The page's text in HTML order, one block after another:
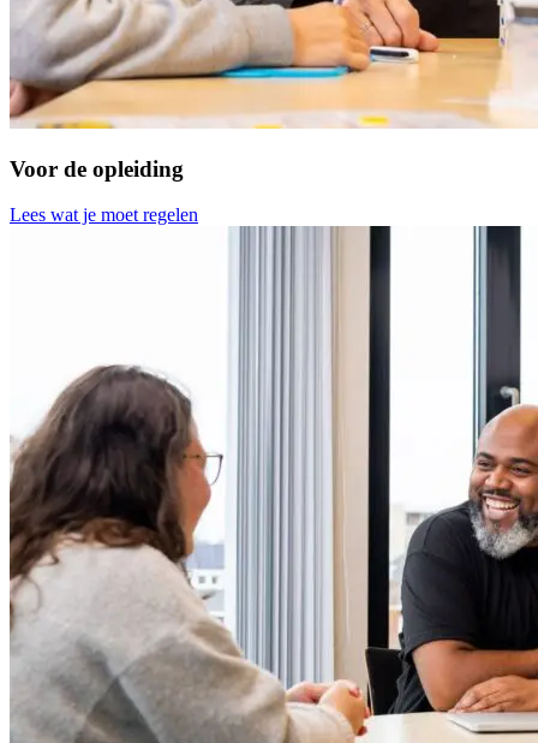
Voor de opleiding
Lees wat je moet regelen